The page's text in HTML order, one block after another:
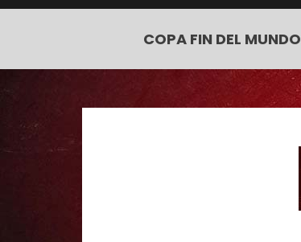
COPA FIN DEL MUNDO